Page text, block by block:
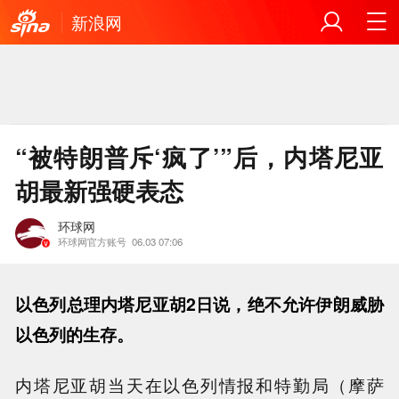
新浪网
“被特朗普斥‘疯了’”后，内塔尼亚
胡最新强硬表态
环球网
环球网官方账号 06.03 07:06
以色列总理内塔尼亚胡2日说，绝不允许伊朗威胁
以色列的生存。
内塔尼亚胡当天在以色列情报和特勤局（摩萨